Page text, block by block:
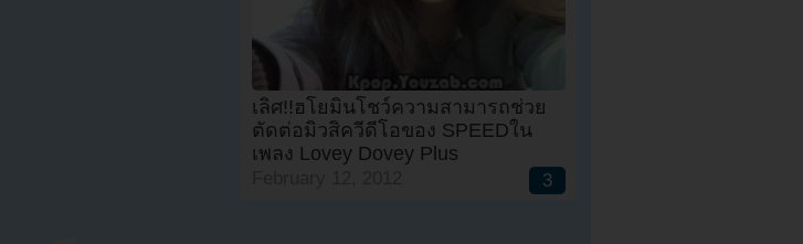
เลิศ!!ฮโยมินโชว์ความสามารถช่วย
ตัดต่อมิวสิควีดีโอของ SPEEDใน
เพลง Lovey Dovey Plus
3